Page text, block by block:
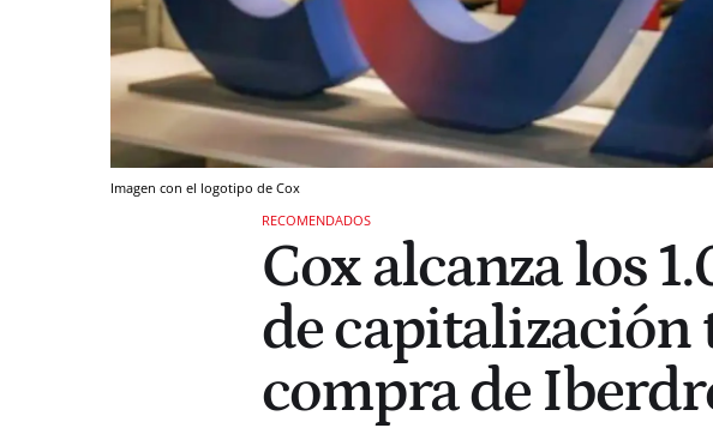
Imagen con el logotipo de Cox
RECOMENDADOS
Cox alcanza los
de capitalización
compra de